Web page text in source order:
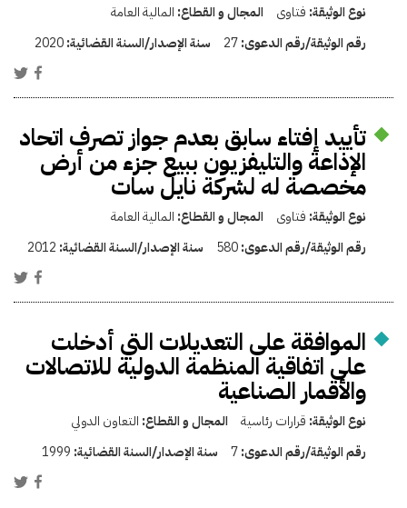
نوع الوثيقة: فتاوى المجال و القطاع: المالية العامة
رقم الوثيقة/رقم الدعوى:27 سنة الإصدار/السنة القضائية:2020
تأييد إفتاء سابق بعدم جواز تصرف اتحاد
الإذاعة والتليفزيون ببيع جزء من أرض
مخصصة له لشركة نايل سات
نوع الوثيقة: فتاوى المجال و القطاع: المالية العامة
رقم الوثيقة/رقم الدعوى:580 سنة الإصدار/السنة القضائية: 2012
الموافقة على التعديلات التي أدخلت
على اتفاقية المنظمة الدولية للاتصالات
والأقمار الصناعية
نوع الوثيقة: قرارات رئاسية المجال و القطاع: التعاون الدولي
رقم الوثيقة/رقم الدعوى:7 سنة الإصدار/السنة القضائية: 1999